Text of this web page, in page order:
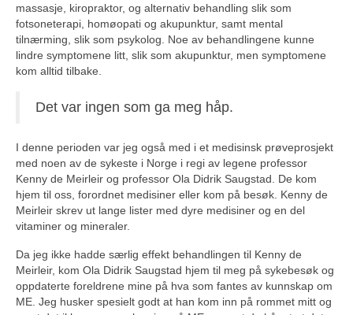
massasje, kiropraktor, og alternativ behandling slik som
fotsoneterapi, homøopati og akupunktur, samt mental
tilnærming, slik som psykolog. Noe av behandlingene kunne
lindre symptomene litt, slik som akupunktur, men symptomene
kom alltid tilbake.
Det var ingen som ga meg håp.
I denne perioden var jeg også med i et medisinsk prøveprosjekt
med noen av de sykeste i Norge i regi av legene professor
Kenny de Meirleir og professor Ola Didrik Saugstad. De kom
hjem til oss, forordnet medisiner eller kom på besøk. Kenny de
Meirleir skrev ut lange lister med dyre medisiner og en del
vitaminer og mineraler.
Da jeg ikke hadde særlig effekt behandlingen til Kenny de
Meirleir, kom Ola Didrik Saugstad hjem til meg på sykebesøk og
oppdaterte foreldrene mine på hva som fantes av kunnskap om
ME. Jeg husker spesielt godt at han kom inn på rommet mitt og